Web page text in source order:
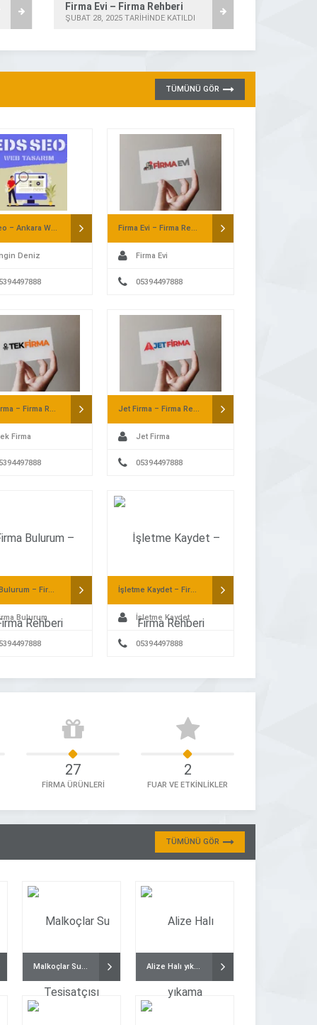
Firma Evi – Firma Rehberi
ŞUBAT 28, 2025 TARİHİNDE KATILDI
TÜMÜNÜ GÖR
Eds Seo – Ankara Web Tasarım
Deniz
Firma Evi – Firma Rehberi
Firma Evi
05394497888
Tek Firma – Firma Rehberi
Firma
Jet Firma – Firma Rehberi
Jet Firma
05394497888
Firma Bulurum – Firma Rehberi
Bulurum
İşletme Kaydet – Firma Rehberi
İşletme Kaydet
05394497888
27
FİRMA ÜRÜNLERİ
2
FUAR VE ETKİNLİKLER
TÜMÜNÜ GÖR
Malkoçlar Su Tesisatçısı Alize Halı yıkama